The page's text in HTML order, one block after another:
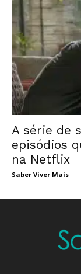
A série de
episódios
na Netflix
Saber Viver Mais